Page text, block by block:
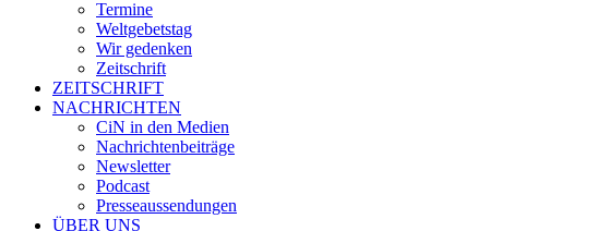
Termine
Weltgebetstag
Wir gedenken
Zeitschrift
ZEITSCHRIFT
NACHRICHTEN
CiN in den Medien
Nachrichtenbeiträge
Newsletter
Podcast
Presseaussendungen
ÜBER UNS